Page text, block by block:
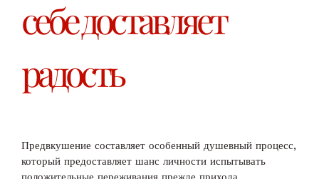
себе доставляет
радость
Предвкушение составляет особенный душевный процесс,
который предоставляет шанс личности испытывать